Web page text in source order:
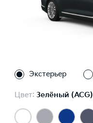
Экстерьер
Цвет: Зелёный (ACG)